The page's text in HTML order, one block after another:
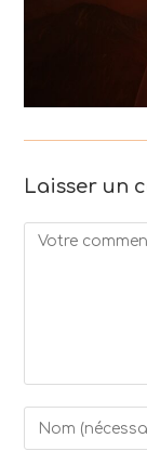
Laisser un
Comment
Enter
your